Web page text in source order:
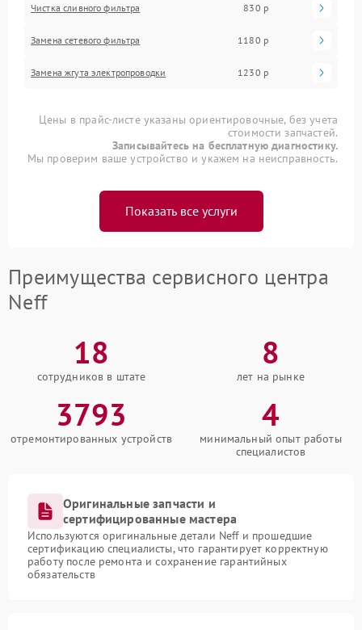
Чистка сливного фильтра 830 р
Замена сетевого фильтра 1180 р
Замена жгута электропроводки 1230 р
Цены в прайс-листе указаны ориентировочные, без учета
стоимости запчастей.
Записывайтесь на бесплатную диагностику.
Мы проверим ваше устройство и укажем на неисправность.
Показать все услуги
Преимущества сервисного центра
Neff
18
сотрудников в штате
8
лет на рынке
3793
отремонтированных устройств
4
минимальный опыт работы
специалистов
Оригинальные запчасти и
сертифицированные мастера
Используются оригинальные детали Neff и прошедшие
сертификацию специалисты, что гарантирует корректную
работу после ремонта и сохранение гарантийных
обязательств